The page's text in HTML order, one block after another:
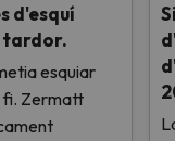
d'esquí
tardor.
esquiar
fi. Zermatt